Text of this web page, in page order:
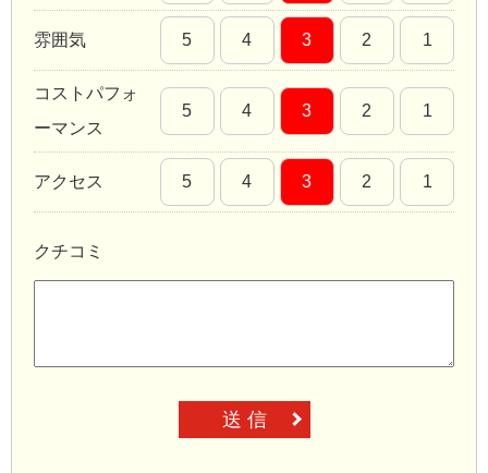
雰囲気 5 4 3 2 1
コストパフォ
ーマンス
5 4 3 2 1
アクセス 5 4 3 2 1
クチコミ
送 信